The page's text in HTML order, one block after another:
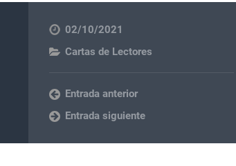
02/10/2021
Cartas de Lectores
Entrada anterior
Entrada siguiente